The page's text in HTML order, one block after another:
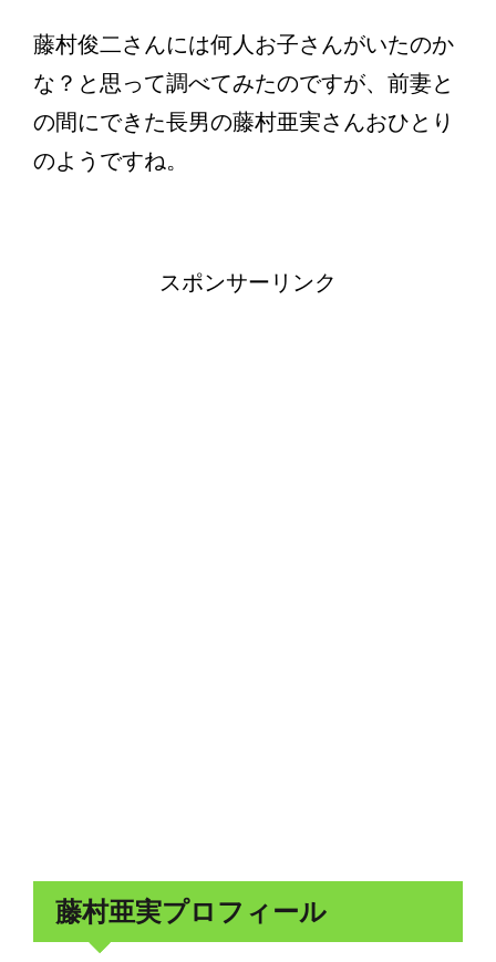
藤村俊二さんには何人お子さんがいたのか
な？と思って調べてみたのですが、前妻と
の間にできた長男の藤村亜実さんおひとり
のようですね。
スポンサーリンク
藤村亜実プロフィール